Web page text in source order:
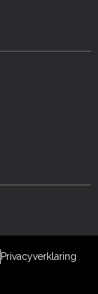
Privacyverklaring